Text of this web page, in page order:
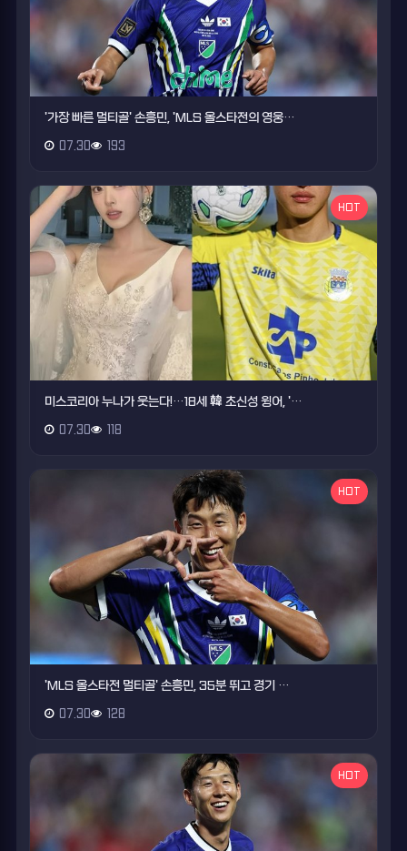
'가장 빠른 멀티골' 손흥민, 'MLS 올스타전의 영웅…
07.30 193
HOT
미스코리아 누나가 웃는다!…18세 韓 초신성 윙어, '…
07.30 118
HOT
'MLS 올스타전 멀티골' 손흥민, 35분 뛰고 경기 …
07.30 128
HOT